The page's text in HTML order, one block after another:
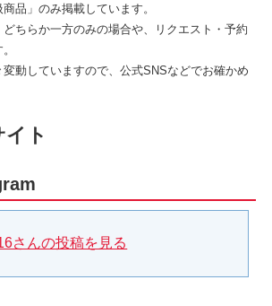
品」のみ掲載しています。
ちらか一方のみの場合や、リクエスト・予約
動していますので、公式SNSなどでお確かめ
ト
さんの投稿を見る